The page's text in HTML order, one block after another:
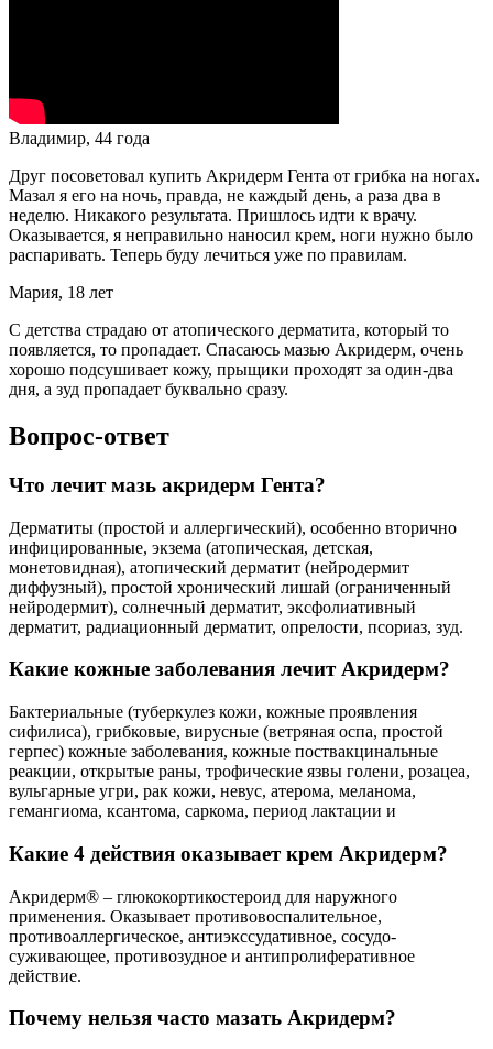
Владимир, 44 года
Друг посоветовал купить Акридерм Гента от грибка на ногах.
Мазал я его на ночь, правда, не каждый день, а раза два в
неделю. Никакого результата. Пришлось идти к врачу.
Оказывается, я неправильно наносил крем, ноги нужно было
распаривать. Теперь буду лечиться уже по правилам.
Мария, 18 лет
С детства страдаю от атопического дерматита, который то
появляется, то пропадает. Спасаюсь мазью Акридерм, очень
хорошо подсушивает кожу, прыщики проходят за один-два
дня, а зуд пропадает буквально сразу.
Вопрос-ответ
Что лечит мазь акридерм Гента?
Дерматиты (простой и аллергический), особенно вторично
инфицированные, экзема (атопическая, детская,
монетовидная), атопический дерматит (нейродермит
диффузный), простой хронический лишай (ограниченный
нейродермит), солнечный дерматит, эксфолиативный
дерматит, радиационный дерматит, опрелости, псориаз, зуд.
Какие кожные заболевания лечит Акридерм?
Бактериальные (туберкулез кожи, кожные проявления
сифилиса), грибковые, вирусные (ветряная оспа, простой
герпес) кожные заболевания, кожные поствакцинальные
реакции, открытые раны, трофические язвы голени, розацеа,
вульгарные угри, рак кожи, невус, атерома, меланома,
гемангиома, ксантома, саркома, период лактации и
Какие 4 действия оказывает крем Акридерм?
Акридерм® – глюкокортикостероид для наружного
применения. Оказывает противовоспалительное,
противоаллергическое, антиэкссудативное, сосудо-
суживающее, противозудное и антипролиферативное
действие.
Почему нельзя часто мазать Акридерм?